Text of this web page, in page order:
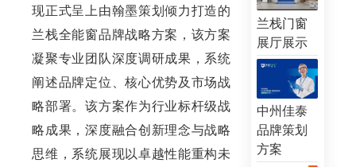
现正式呈上由翰墨策划倾力打造的
兰栈全能窗品牌战略方案，该方案
凝聚专业团队深度调研成果，系统
阐述品牌定位、核心优势及市场战
略部署。该方案作为行业标杆级战
略成果，深度融合创新理念与战略
思维，系统展现以卓越性能重构未
兰栈门窗
展厅展示
中州佳泰
品牌策划
方案